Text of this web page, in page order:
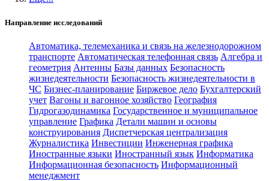
Направление исследований
Автоматика, телемеханика и связь на железнодорожном
транспорте Автоматическая телефонная связь Алгебра и
геометрия Антенны Базы данных Безопасность
жизнедеятельности Безопасность жизнедеятельности в
ЧС Бизнес-планирование Биржевое дело Бухгалтерский
учет Вагоны и вагонное хозяйство География
Гидрогазодинамика Государственное и муниципальное
управление Графика Детали машин и основы
конструирования Диспетчерская централизация
Журналистика Инвестиции Инженерная графика
Иностранные языки Иностранный язык Информатика
Информационная безопасность Информационный
менеджмент